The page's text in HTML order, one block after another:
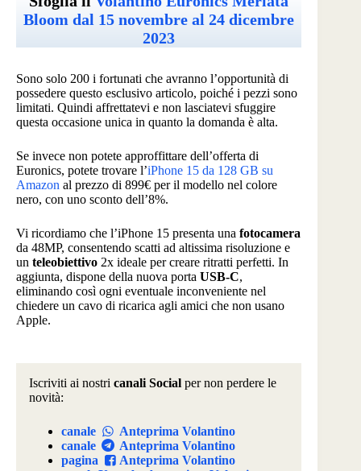
Bloom dal 15 novembre al 24 dicembre
2023
Sono solo 200 i fortunati che avranno l’opportunità di
possedere questo esclusivo articolo, poiché i pezzi sono
limitati. Quindi affrettatevi e non lasciatevi sfuggire
questa occasione unica in quanto la domanda è alta.
Se invece non potete approffittare dell’offerta di
Euronics, potete trovare l’iPhone 15 da 128 GB su
Amazon al prezzo di 899€ per il modello nel colore
nero, con uno sconto dell’8%.
Vi ricordiamo che l’iPhone 15 presenta una fotocamera
da 48MP, consentendo scatti ad altissima risoluzione e
un teleobiettivo 2x ideale per creare ritratti perfetti. In
aggiunta, dispone della nuova porta USB-C,
eliminando così ogni eventuale inconveniente nel
chiedere un cavo di ricarica agli amici che non usano
Apple.
Iscriviti ai nostri canali Social per non perdere le
novità:
canale
Anteprima Volantino
canale
Anteprima Volantino
pagina
Anteprima Volantino